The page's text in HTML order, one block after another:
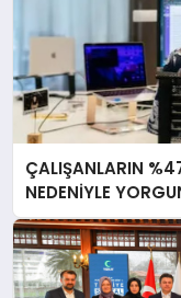
ÇALIŞANLARIN
NEDENİYLE